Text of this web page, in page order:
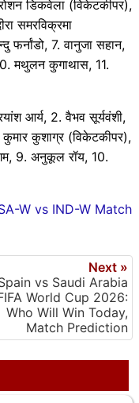
डिकवेला (विकेटकीपर),
समरविक्रमा
फर्नांडो, 7. वानुजा सहान,
मथुलन कुगाथास, 11.
आर्य, 2. वैभव सूर्यवंशी,
कुशाग्र (विकेटकीपर),
9. अनुकूल रॉय, 10.
W vs IND-W Match
Next »
vs Saudi Arabia
World Cup 2026:
Who Will Win Today,
Match Prediction